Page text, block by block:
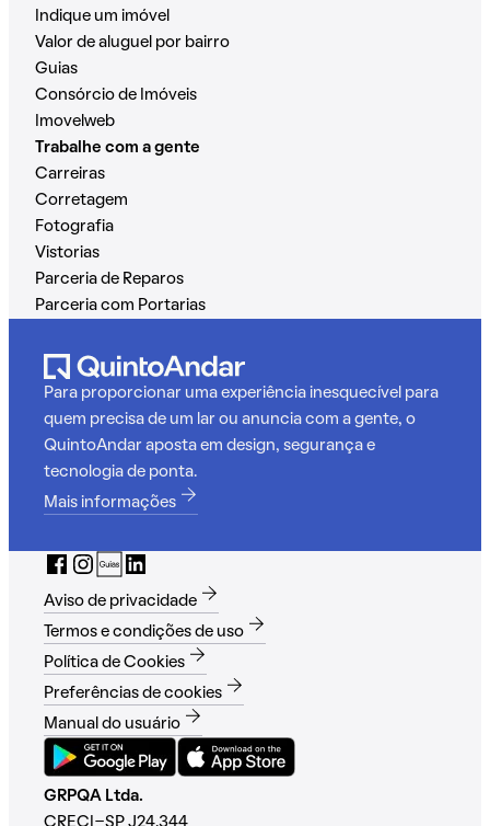
Indique um imóvel
Valor de aluguel por bairro
Guias
Consórcio de Imóveis
Imovelweb
Trabalhe com a gente
Carreiras
Corretagem
Fotografia
Vistorias
Parceria de Reparos
Parceria com Portarias
Para proporcionar uma experiência inesquecível para
quem precisa de um lar ou anuncia com a gente, o
QuintoAndar aposta em design, segurança e
tecnologia de ponta.
Mais informações
Aviso de privacidade
Termos e condições de uso
Política de Cookies
Preferências de cookies
Manual do usuário
GRPQA Ltda.